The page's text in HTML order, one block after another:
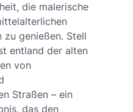
die malerische
zu genießen. Stell
entland der alten
von
Straßen – ein
das den